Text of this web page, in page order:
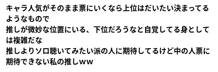
キャラ人気がそのまま票にいくなら上位はだいたい決まってる
ようなもので
推しが微妙な位置にいる、下位だろうなと自覚してる身として
は複雑だな
推しよりソロ聴いてみたい派の人に期待してるけど中の人票に
期待できない私の推しｗｗ